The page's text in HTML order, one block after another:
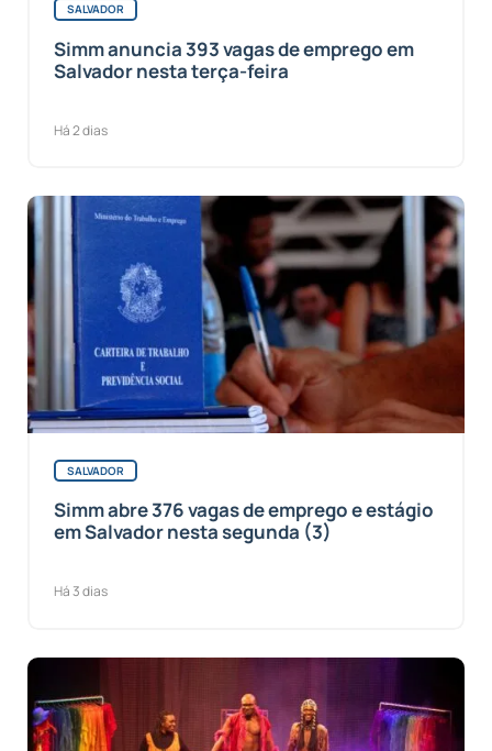
SALVADOR
Simm anuncia 393 vagas de emprego em
Salvador nesta terça-feira
Há 2 dias
SALVADOR
Simm abre 376 vagas de emprego e estágio
em Salvador nesta segunda (3)
Há 3 dias